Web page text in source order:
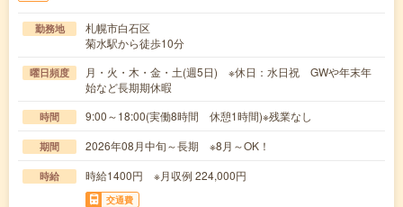
勤務地
札幌市白石区
菊水駅から徒歩10分
曜日頻度
月・火・木・金・土(週5日) ※休日：水日祝 GWや年末年
始など長期期休暇
時間 9:00～18:00(実働8時間 休憩1時間)※残業なし
期間 2026年08月中旬～長期 ※8月～OK！
時給 時給1400円 ※月収例 224,000円
交通費